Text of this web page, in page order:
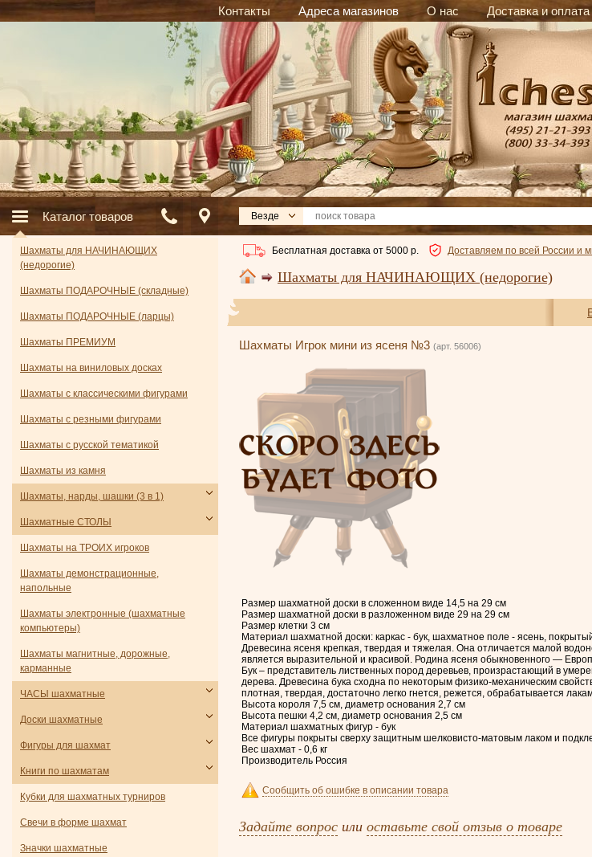
Контакты Адреса магазинов О нас Доставка и оплата
Каталог товаров Везде
Бесплатная доставка от 5000 р. Доставляем по всей России и
Шахматы для НАЧИНАЮЩИХ (недорогие)
Шахматы Игрок мини из ясеня №3 (арт. 56006)
Размер шахматной доски в сложенном виде 14,5 на 29 см
Размер шахматной доски в разложенном виде 29 на 29 см
Размер клетки 3 см
Материал шахматной доски: каркас - бук, шахматное поле - ясень,
Древесина ясеня крепкая, твердая и тяжелая. Она отличается малой
является выразительной и красивой. Родина ясеня обыкновенного —
Бук – представитель лиственных пород деревьев, произрастающий в
дерева. Древесина бука сходна по некоторым физико-механическим
плотная, твердая, достаточно легко гнется, режется, обрабатывается
Высота короля 7,5 см, диаметр основания 2,7 см
Высота пешки 4,2 см, диаметр основания 2,5 см
Материал шахматных фигур - бук
Все фигуры покрыты сверху защитным шелковисто-матовым лаком и
Вес шахмат - 0,6 кг
Производитель Россия
Сообщить об ошибке в описании товара
Задайте вопрос или оставьте свой отзыв о товаре
Шахматы для НАЧИНАЮЩИХ
(недорогие)
Шахматы ПОДАРОЧНЫЕ (складные)
Шахматы ПОДАРОЧНЫЕ (ларцы)
Шахматы ПРЕМИУМ
Шахматы на виниловых досках
Шахматы с классическими фигурами
Шахматы с резными фигурами
Шахматы с русской тематикой
Шахматы из камня
Шахматы, нарды, шашки (3 в 1)
Шахматные СТОЛЫ
Шахматы на ТРОИХ игроков
Шахматы демонстрационные,
напольные
Шахматы электронные (шахматные
компьютеры)
Шахматы магнитные, дорожные,
карманные
ЧАСЫ шахматные
Доски шахматные
Фигуры для шахмат
Книги по шахматам
Кубки для шахматных турниров
Свечи в форме шахмат
Значки шахматные